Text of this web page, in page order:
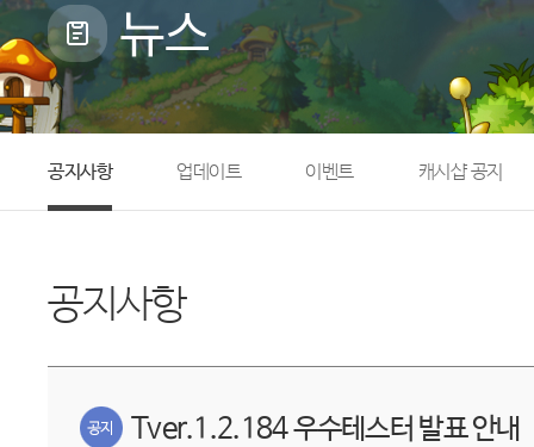
메이플 알림판
with maple
뉴스
공지사항 업데이트 이벤트 캐시샵 공지
공지사항
Tver.1.2.184 우수테스터 발표 안내